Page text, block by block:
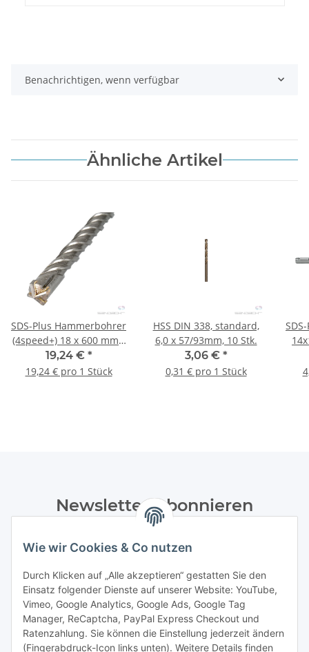
Wie wir Cookies & Co nutzen
Durch Klicken auf „Alle akzeptieren“ gestatten Sie den
Einsatz folgender Dienste auf unserer Website: YouTube,
Vimeo, Google Analytics, Google Ads, Google Tag
Manager, ReCaptcha, PayPal Express Checkout und
Ratenzahlung. Sie können die Einstellung jederzeit ändern
(Fingerabdruck-Icon links unten). Weitere Details finden
Benachrichtigen, wenn verfügbar
Ähnliche Artikel
SDS-Plus Hammerbohrer
(4speed+) 18 x 600 mm -
1 Stk.
19,24 € *
19,24 € pro 1 Stück
HSS DIN 338, standard,
6,0 x 57/93mm, 10 Stk.
3,06 € *
0,31 € pro 1 Stück
Newsletter Abonnieren
Datenschutzerklärungregelmäßig und jederzeit widerruflich
Abonnieren
Informationen